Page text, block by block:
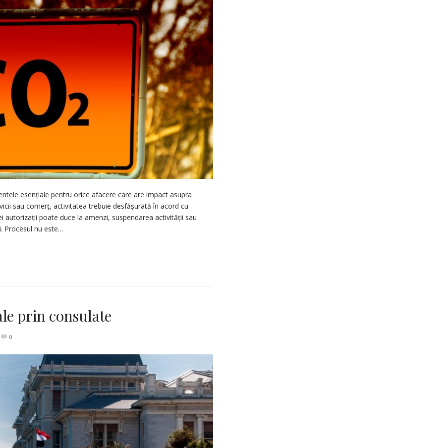
esențiale pentru orice afacere care are impact asupra
sau comerț, activitatea trebuie desfășurată în acord cu
autorizații poate duce la amenzi, suspendarea activității sau
Procesul nu este…
prin consulate
0